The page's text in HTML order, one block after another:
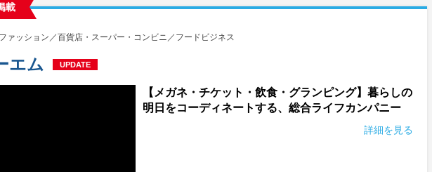
載
ァッション／百貨店・スーパー・コンビニ／フードビジネス
エム UPDATE
【メガネ・チケット・飲食・グランピング】暮らしの
明日をコーディネートする、総合ライフカンパニー
詳細を見る